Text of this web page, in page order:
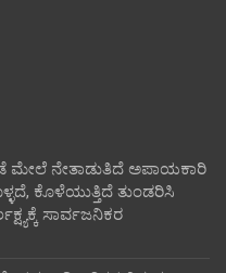
ಮೇಲೆ ನೇತಾಡುತಿದೆ ಅಪಾಯಕಾರಿ
ಕೊಳೆಯುತ್ತಿದೆ ತುಂಡರಿಸಿ
ಸಾರ್ವಜನಿಕರ